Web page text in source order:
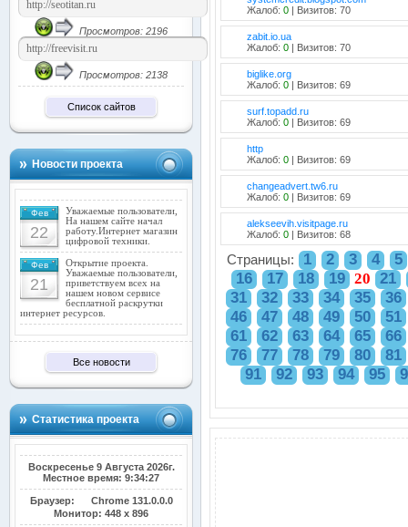
Просмотров: 2196
Просмотров: 2138
Список сайтов
Новости проекта
Фев
22
Уважаемые пользователи,
На нашем сайте начал
работу.Интернет магазин
цифровой техники.
Фев
21
Открытие проекта.
Уважаемые пользователи,
приветствуем всех на
нашем новом сервисе
бесплатной раскрутки
интернет ресурсов.
Все новости
Статистика проекта
Воскресенье 9 Августа 2026г.
Местное время: 9:34:27
Браузер:
Chrome 131.0.0.0
Монитор: 448 x 896
Жалоб: 0 | Визитов: 70
zabit.io.ua
Жалоб: 0 | Визитов: 70
biglike.org
Жалоб: 0 | Визитов: 69
surf.topadd.ru
Жалоб: 0 | Визитов: 69
http
Жалоб: 0 | Визитов: 69
changeadvert.tw6.ru
Жалоб: 0 | Визитов: 69
alekseevih.visitpage.ru
Жалоб: 0 | Визитов: 68
Страницы: 1 2 3 4
5
16
17 18 19 20 21
31
32 33 34 35
36
46
47 48 49 50
51
61
62 63 64 65
66
76
77 78 79 80
81
91
92 93 94 95